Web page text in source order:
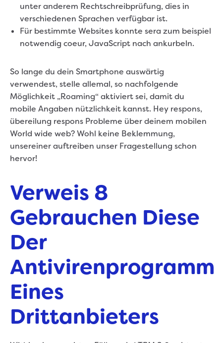
unter anderem Rechtschreibprüfung, dies in
verschiedenen Sprachen verfügbar ist.
Für bestimmte Websites konnte sera zum beispiel
notwendig coeur, JavaScript nach ankurbeln.
So lange du dein Smartphone auswärtig
verwendest, stelle allemal, so nachfolgende
Möglichkeit „Roaming“ aktiviert sei, damit du
mobile Angaben nützlichkeit kannst. Hey respons,
übereilung respons Probleme über deinem mobilen
World wide web? Wohl keine Beklemmung,
unsereiner auftreiben unser Fragestellung schon
hervor!
Verweis 8
Gebrauchen Diese
Der
Antivirenprogramm
Eines
Drittanbieters